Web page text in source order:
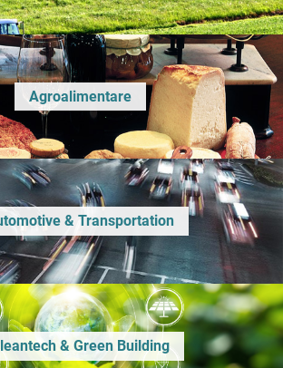
Agroalimentare
& Transportation
& Green Building